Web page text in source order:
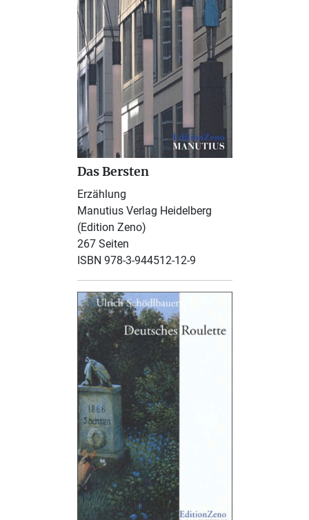
Das Bersten
Erzählung
Manutius Verlag Heidelberg
(Edition Zeno)
267 Seiten
ISBN 978-3-944512-12-9